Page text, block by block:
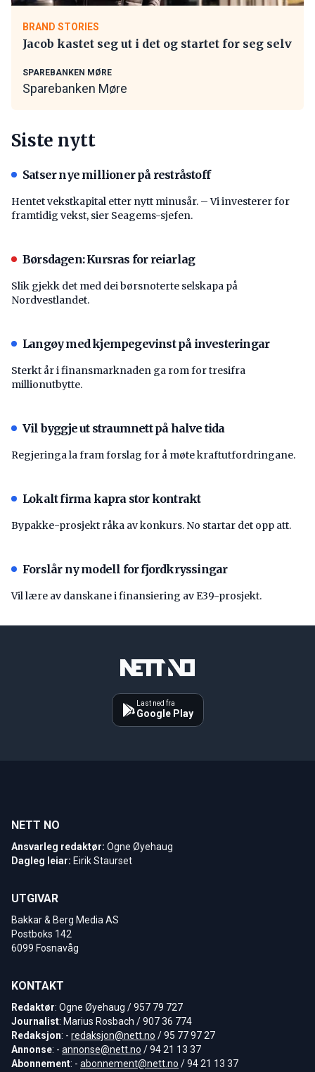
BRAND STORIES
Jacob kastet seg ut i det og startet for seg selv
SPAREBANKEN MØRE
Sparebanken Møre
Siste nytt
Satser nye millioner på restråstoff
Hentet vekstkapital etter nytt minusår. – Vi investerer for
framtidig vekst, sier Seagems-sjefen.
Børsdagen: Kursras for reiarlag
Slik gjekk det med dei børsnoterte selskapa på
Nordvestlandet.
Langøy med kjempegevinst på investeringar
Sterkt år i finansmarknaden ga rom for tresifra
millionutbytte.
Vil byggje ut straumnett på halve tida
Regjeringa la fram forslag for å møte kraftutfordringane.
Lokalt firma kapra stor kontrakt
Bypakke-prosjekt råka av konkurs. No startar det opp att.
Forslår ny modell for fjordkryssingar
Vil lære av danskane i finansiering av E39-prosjekt.
Last ned fra
Google Play
NETT NO
Ansvarleg redaktør: Ogne Øyehaug
Dagleg leiar: Eirik Staurset
UTGIVAR
Bakkar & Berg Media AS
Postboks 142
6099 Fosnavåg
KONTAKT
Redaktør: Ogne Øyehaug / 957 79 727
Journalist: Marius Rosbach / 907 36 774
Redaksjon: - redaksjon@nett.no / 95 77 97 27
Annonse: - annonse@nett.no / 94 21 13 37
Abonnement: - abonnement@nett.no / 94 21 13 37